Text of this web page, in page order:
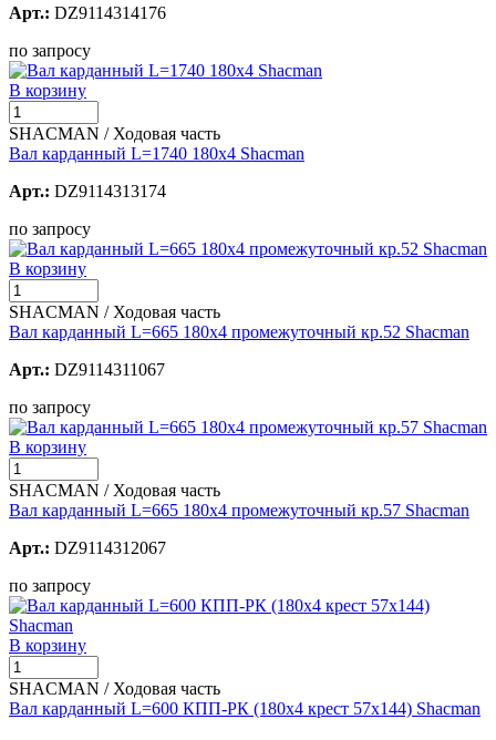
Арт.: DZ9114314176
по запросу
В корзину
SHACMAN / Ходовая часть
Вал карданный L=1740 180х4 Shacman
Арт.: DZ9114313174
по запросу
В корзину
SHACMAN / Ходовая часть
Вал карданный L=665 180х4 промежуточный кр.52 Shacman
Арт.: DZ9114311067
по запросу
В корзину
SHACMAN / Ходовая часть
Вал карданный L=665 180х4 промежуточный кр.57 Shacman
Арт.: DZ9114312067
по запросу
В корзину
SHACMAN / Ходовая часть
Вал карданный L=600 КПП-РК (180х4 крест 57х144) Shacman